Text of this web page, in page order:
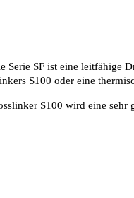
SF ist eine leitfähige
S100 oder eine
S100 wird eine